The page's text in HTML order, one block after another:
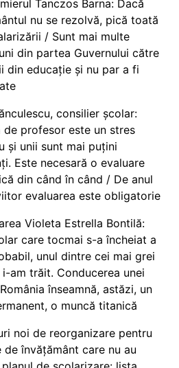
Tanczos Barna: Dacă
nu se rezolvă, pică toată
/ Sunt mai multe
din partea Guvernului către
din educație și nu par a fi
consilier școlar:
de profesor este un stres
și unii sunt mai puțini
Este necesară o evaluare
din când în când / De anul
evaluarea este obligatorie
Violeta Estrella Bontilă:
care tocmai s-a încheiat a
unul dintre cei mai grei
i-am trăit. Conducerea unei
înseamnă, astăzi, un
o muncă titanică
noi de reorganizare pentru
de învățământ care nu au